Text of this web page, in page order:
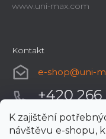
K zajištění
návštěvu e-shopu,
www.uni-max.com
Kontakt
e-shop@uni-
+420 266